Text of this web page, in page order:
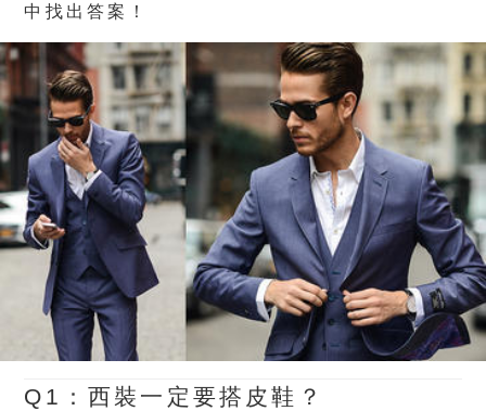
中找出答案！
Q1：西裝一定要搭皮鞋？